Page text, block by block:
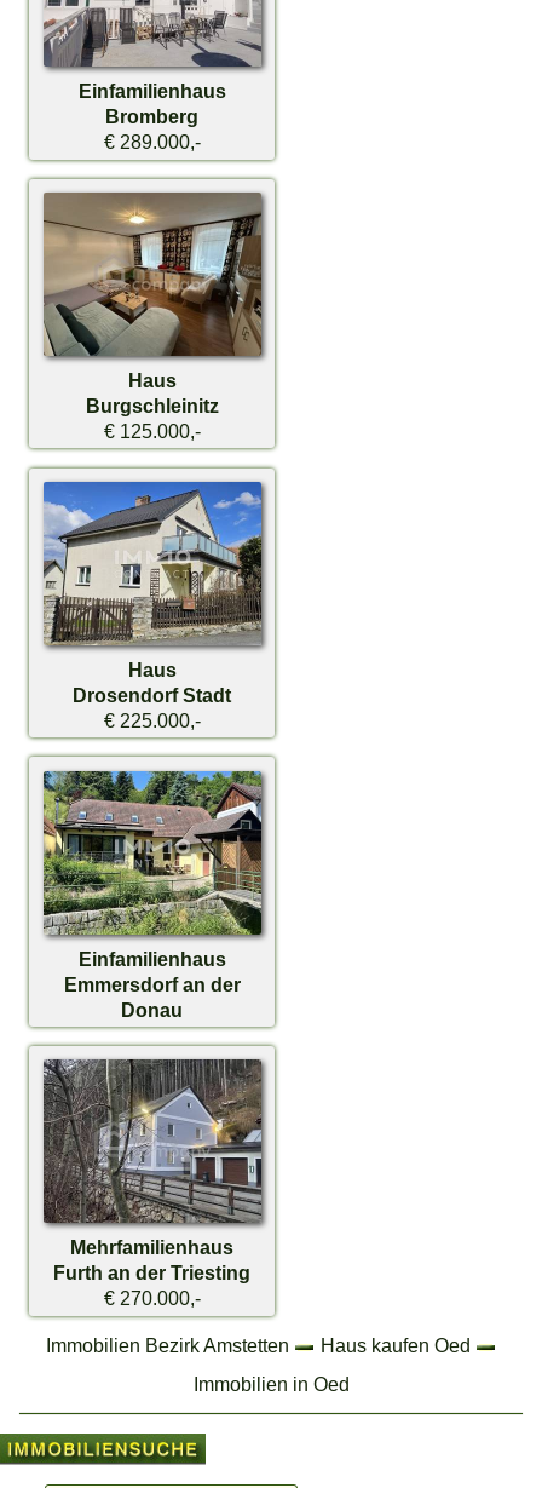
Einfamilienhaus
Bromberg
€ 289.000,-
Haus
Burgschleinitz
€ 125.000,-
Haus
Drosendorf Stadt
€ 225.000,-
Einfamilienhaus
Emmersdorf an der
Donau
€ 160.000,-
Mehrfamilienhaus
Furth an der Triesting
€ 270.000,-
Immobilien Bezirk Amstetten
Haus kaufen Oed
Immobilien in Oed